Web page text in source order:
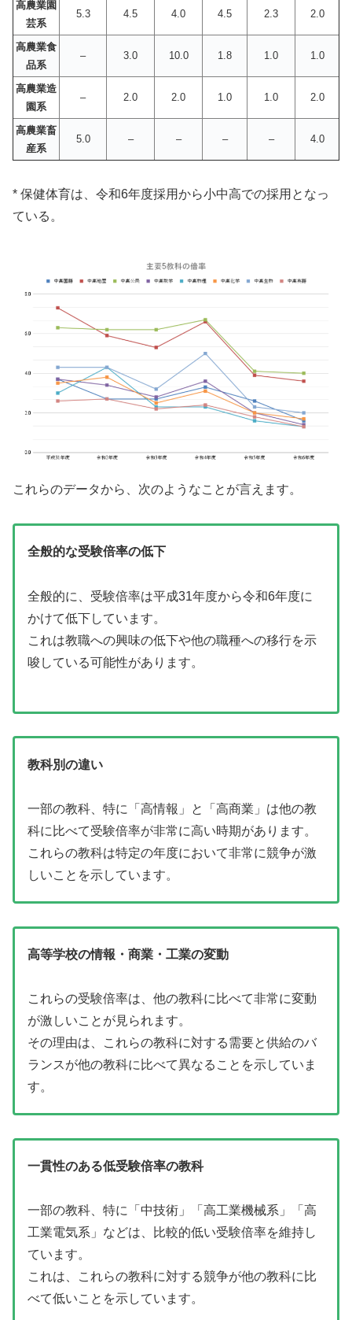
高農業園
芸系
5.3 4.5 4.0 4.5 2.3 2.0
高農業食
品系
– 3.0 10.0 1.8 1.0 1.0
高農業造
園系
– 2.0 2.0 1.0 1.0 2.0
高農業畜
産系
5.0 – – – – 4.0
* 保健体育は、令和6年度採用から小中高での採用となっ
ている。
これらのデータから、次のようなことが言えます。
全般的な受験倍率の低下
全般的に、受験倍率は平成31年度から令和6年度に
かけて低下しています。
これは教職への興味の低下や他の職種への移行を示
唆している可能性があります。
教科別の違い
一部の教科、特に「高情報」と「高商業」は他の教
科に比べて受験倍率が非常に高い時期があります。
これらの教科は特定の年度において非常に競争が激
しいことを示しています。
高等学校の情報・商業・工業の変動
これらの受験倍率は、他の教科に比べて非常に変動
が激しいことが見られます。
その理由は、これらの教科に対する需要と供給のバ
ランスが他の教科に比べて異なることを示していま
す。
一貫性のある低受験倍率の教科
一部の教科、特に「中技術」「高工業機械系」「高
工業電気系」などは、比較的低い受験倍率を維持し
ています。
これは、これらの教科に対する競争が他の教科に比
べて低いことを示しています。